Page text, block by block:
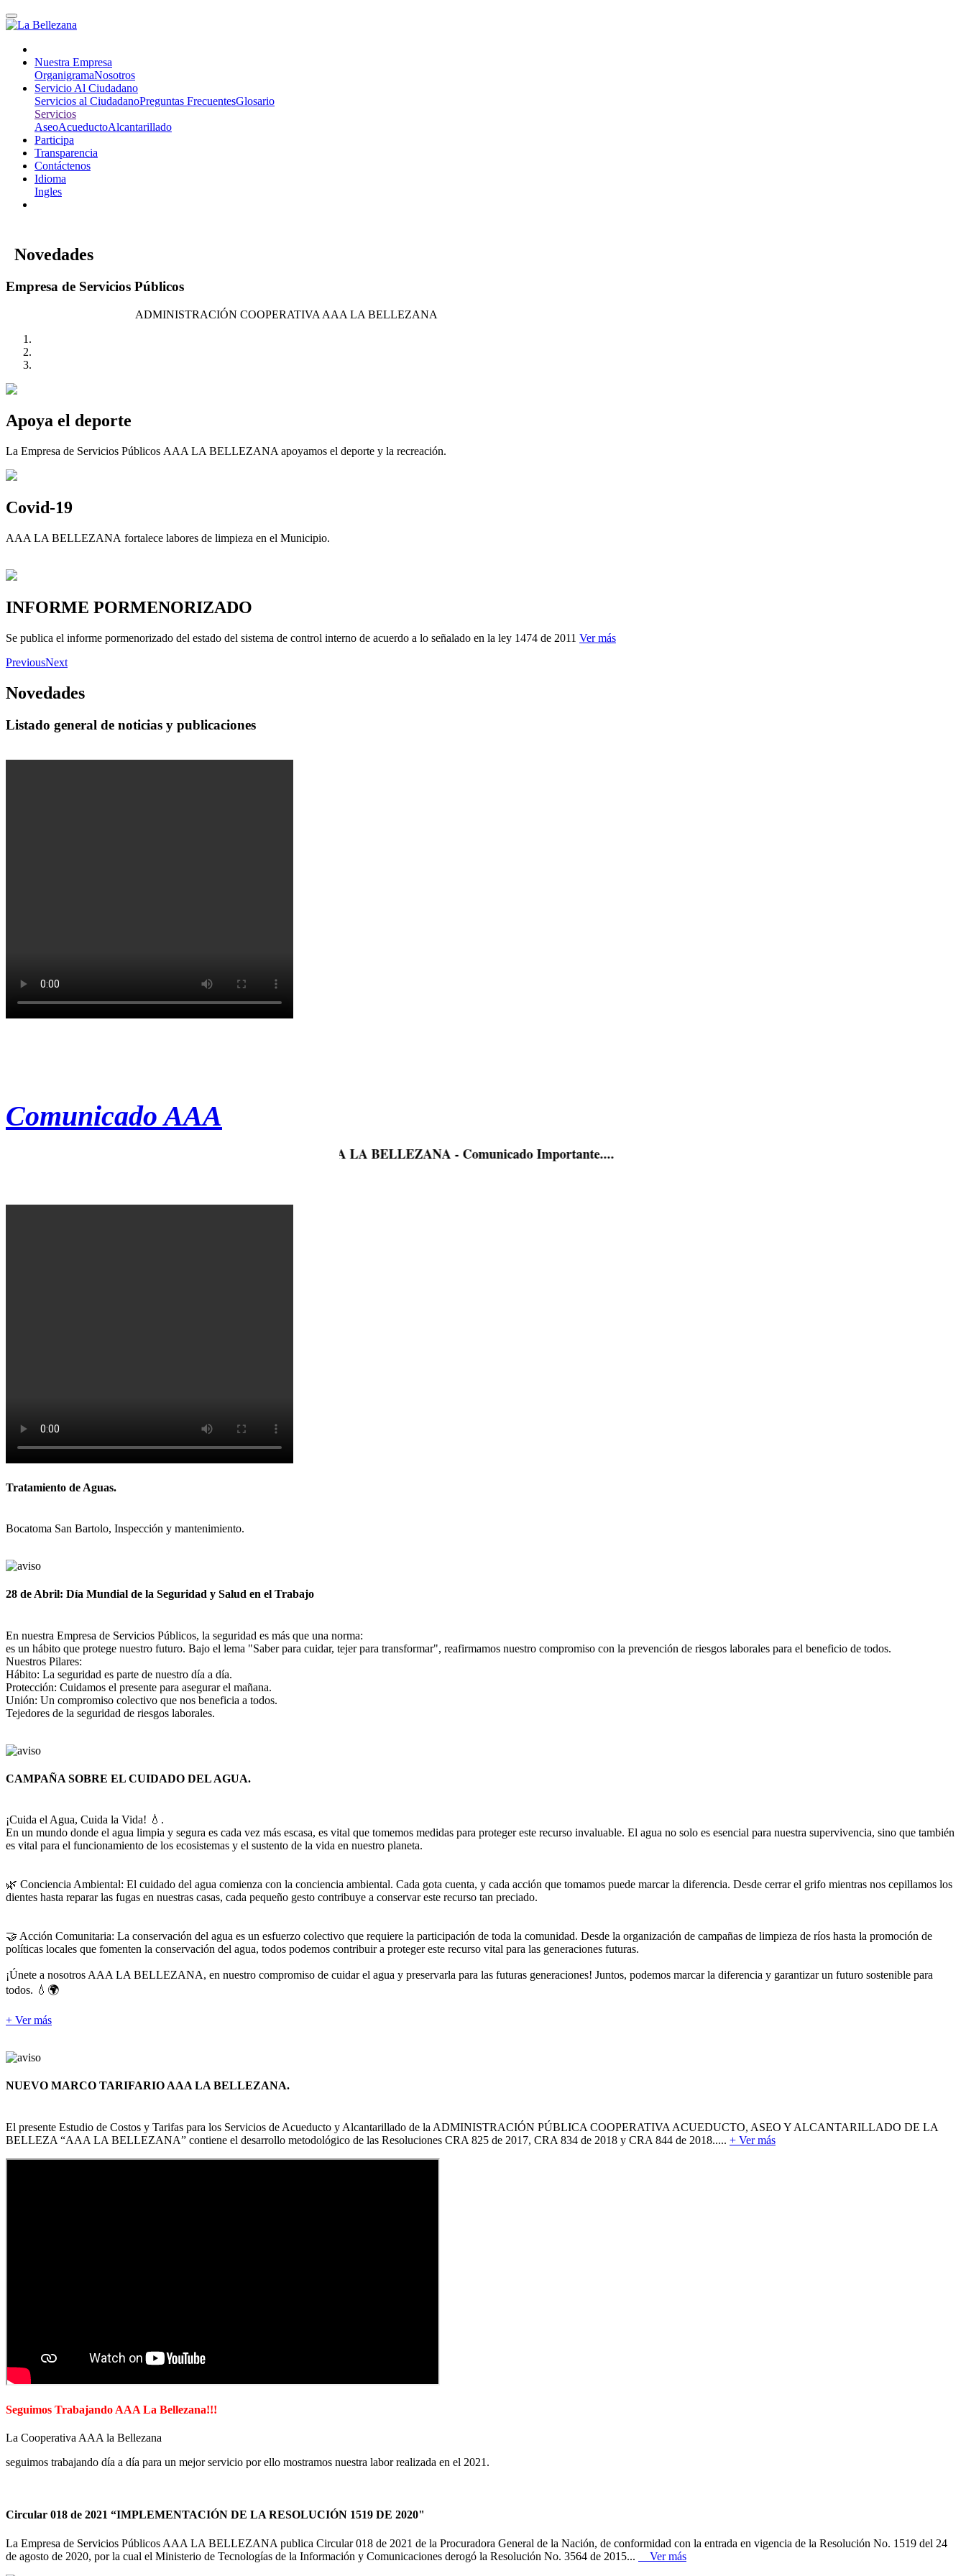
Nuestra Empresa
OrganigramaNosotros
Servicio Al Ciudadano
Servicios al CiudadanoPreguntas FrecuentesGlosario
Servicios
AseoAcueductoAlcantarillado
Participa
Transparencia
Contáctenos
Idioma
Ingles
Novedades
Empresa de Servicios Públicos
ADMINISTRACIÓN COOPERATIVA AAA LA BELLEZANA
Apoya el deporte
La Empresa de Servicios Públicos AAA LA BELLEZANA apoyamos el deporte y la recreación.
Covid-19
AAA LA BELLEZANA fortalece labores de limpieza en el Municipio.
INFORME PORMENORIZADO
Se publica el informe pormenorizado del estado del sistema de control interno de acuerdo a lo señalado en la ley 1474 de 2011 Ver más
PreviousNext
Novedades
Listado general de noticias y publicaciones
Comunicado AAA
AAA LA BELLEZANA - Comunicado Importante....
Tratamiento de Aguas.
Bocatoma San Bartolo, Inspección y mantenimiento.
28 de Abril: Día Mundial de la Seguridad y Salud en el Trabajo
En nuestra Empresa de Servicios Públicos, la seguridad es más que una norma:
es un hábito que protege nuestro futuro. Bajo el lema "Saber para cuidar, tejer para transformar", reafirmamos nuestro compromiso con la prevención de riesgos laborales para el beneficio de todos.
Nuestros Pilares:
Hábito: La seguridad es parte de nuestro día a día.
Protección: Cuidamos el presente para asegurar el mañana.
Unión: Un compromiso colectivo que nos beneficia a todos.
Tejedores de la seguridad de riesgos laborales.
CAMPAÑA SOBRE EL CUIDADO DEL AGUA.
¡Cuida el Agua, Cuida la Vida! 💧.
En un mundo donde el agua limpia y segura es cada vez más escasa, es vital que tomemos medidas para proteger este recurso invaluable. El agua no solo es esencial para nuestra supervivencia, sino que también
es vital para el funcionamiento de los ecosistemas y el sustento de la vida en nuestro planeta.
🌿 Conciencia Ambiental: El cuidado del agua comienza con la conciencia ambiental. Cada gota cuenta, y cada acción que tomamos puede marcar la diferencia. Desde cerrar el grifo mientras nos cepillamos los
dientes hasta reparar las fugas en nuestras casas, cada pequeño gesto contribuye a conservar este recurso tan preciado.
🤝 Acción Comunitaria: La conservación del agua es un esfuerzo colectivo que requiere la participación de toda la comunidad. Desde la organización de campañas de limpieza de ríos hasta la promoción de
políticas locales que fomenten la conservación del agua, todos podemos contribuir a proteger este recurso vital para las generaciones futuras.
¡Únete a nosotros AAA LA BELLEZANA, en nuestro compromiso de cuidar el agua y preservarla para las futuras generaciones! Juntos, podemos marcar la diferencia y garantizar un futuro sostenible para
todos. 💧🌍
+ Ver más
NUEVO MARCO TARIFARIO AAA LA BELLEZANA.
El presente Estudio de Costos y Tarifas para los Servicios de Acueducto y Alcantarillado de la ADMINISTRACIÓN PÚBLICA COOPERATIVA ACUEDUCTO, ASEO Y ALCANTARILLADO DE LA
BELLEZA “AAA LA BELLEZANA” contiene el desarrollo metodológico de las Resoluciones CRA 825 de 2017, CRA 834 de 2018 y CRA 844 de 2018..... + Ver más
Seguimos Trabajando AAA La Bellezana!!!
La Cooperativa AAA la Bellezana
seguimos trabajando día a día para un mejor servicio por ello mostramos nuestra labor realizada en el 2021.
Circular 018 de 2021 “IMPLEMENTACIÓN DE LA RESOLUCIÓN 1519 DE 2020"
La Empresa de Servicios Públicos AAA LA BELLEZANA publica Circular 018 de 2021 de la Procuradora General de la Nación, de conformidad con la entrada en vigencia de la Resolución No. 1519 del 24
de agosto de 2020, por la cual el Ministerio de Tecnologías de la Información y Comunicaciones derogó la Resolución No. 3564 de 2015...
Ver más